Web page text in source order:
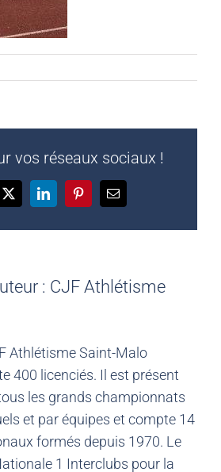
vos réseaux sociaux !
X LinkedInPinterestEmail
: CJF Athlétisme
Athlétisme Saint-Malo
400 licenciés. Il est présent
les grands championnats
et par équipes et compte 14
formés depuis 1970. Le
1 Interclubs pour la